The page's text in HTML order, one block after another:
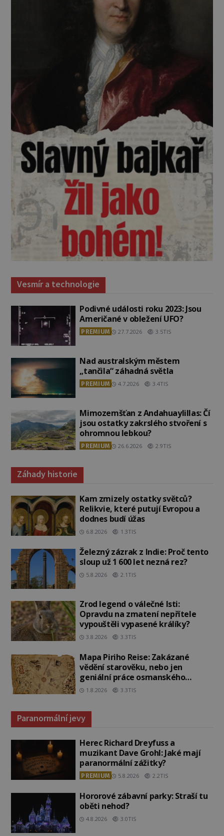
Vesmír a technologie
Podivné události roku 2023: Jsou
Američané v obležení UFO?
PREMIUM 27.7.2026 3.5TIS
Nad australským městem
„tančila“ záhadná světla
PREMIUM 4.7.2026 3.4TIS
Mimozemšťan z Andahuaylillas: Čí
jsou ostatky zakrslého stvoření s
ohromnou lebkou?
PREMIUM 26.6.2026 2.9TIS
Záhady historie
Kam zmizely ostatky světců?
Relikvie, které putují Evropou a
dodnes budí úžas
6.8.2026 1.3TIS
Železný zázrak z Indie: Proč tento
sloup už 1 600 let nezná rez?
5.8.2026 2.1TIS
Zrod legend o válečné lsti:
Opravdu na zmatení nepřítele
vypouštěli vypasené králíky?
3.8.2026 3.3TIS
Mapa Piriho Reise: Zakázané
vědění starověku, nebo jen
geniální práce osmanského
admirála?
1.8.2026 3.3TIS
Paranormální jevy
Herec Richard Dreyfuss a
muzikant Dave Grohl: Jaké mají
paranormální zážitky?
PREMIUM 5.8.2026 2.2TIS
Hororové zábavní parky: Straší tu
oběti nehod?
4.8.2026 3.0TIS